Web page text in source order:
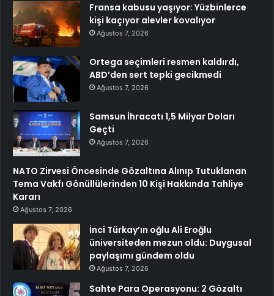
Fransa kabusu yaşıyor: Yüzbinlerce
kişi kaçıyor alevler kovalıyor
Ağustos 7, 2026
Ortega seçimleri resmen kaldırdı,
ABD’den sert tepki gecikmedi
Ağustos 7, 2026
Samsun İhracatı 1,5 Milyar Doları
Geçti
Ağustos 7, 2026
NATO Zirvesi Öncesinde Gözaltına Alınıp Tutuklanan
Tema Vakfı Gönüllülerinden 10 Kişi Hakkında Tahliye
Kararı
Ağustos 7, 2026
İnci Türkay’ın oğlu Ali Eroğlu
üniversiteden mezun oldu: Duygusal
paylaşımı gündem oldu
Ağustos 7, 2026
Sahte Para Operasyonu: 2 Gözaltı